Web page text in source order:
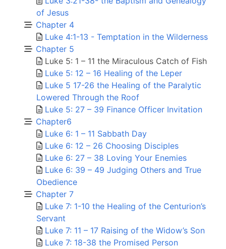
of Jesus
Chapter 4
Luke 4:1-13 - Temptation in the Wilderness
Chapter 5
Luke 5: 1 – 11 the Miraculous Catch of Fish
Luke 5: 12 – 16 Healing of the Leper
Luke 5 17-26 the Healing of the Paralytic
Lowered Through the Roof
Luke 5: 27 – 39 Finance Officer Invitation
Chapter6
Luke 6: 1 – 11 Sabbath Day
Luke 6: 12 – 26 Choosing Disciples
Luke 6: 27 – 38 Loving Your Enemies
Luke 6: 39 – 49 Judging Others and True
Obedience
Chapter 7
Luke 7: 1-10 the Healing of the Centurion’s
Servant
Luke 7: 11 – 17 Raising of the Widow’s Son
Luke 7: 18-38 the Promised Person